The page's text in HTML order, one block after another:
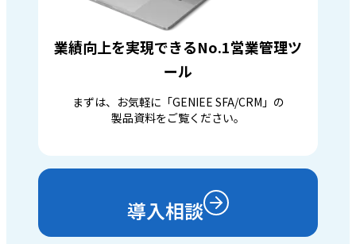
業績向上を実現できるNo.1営業管理ツ
ール
まずは、お気軽に「GENIEE SFA/CRM」の
製品資料をご覧ください。
導入相談